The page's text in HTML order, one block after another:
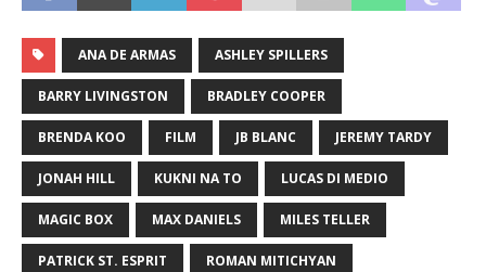
ANA DE ARMAS ASHLEY SPILLERS
BARRY LIVINGSTON BRADLEY COOPER
BRENDA KOO FILM JB BLANC JEREMY TARDY
JONAH HILL KUKNI NA TO LUCAS DI MEDIO
MAGIC BOX MAX DANIELS MILES TELLER
PATRICK ST. ESPRIT ROMAN MITICHYAN